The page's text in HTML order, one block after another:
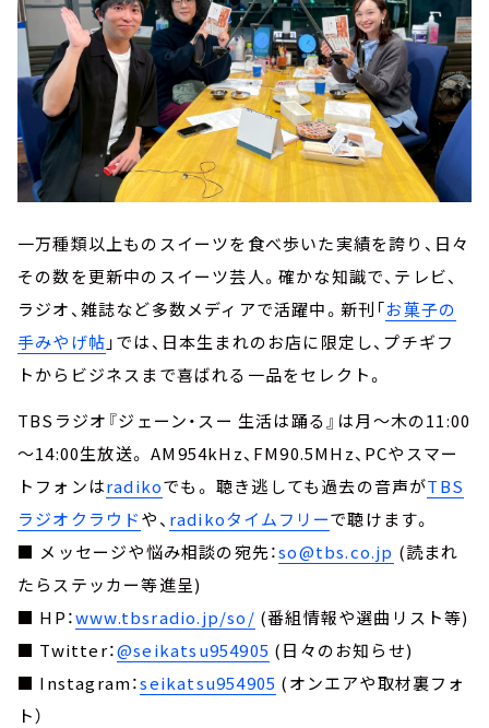
一万種類以上ものスイーツを食べ歩いた実績を誇り、日々
その数を更新中のスイーツ芸人。確かな知識で、テレビ、
ラジオ、雑誌など多数メディアで活躍中。新刊「お菓子の
手みやげ帖 」では、日本生まれのお店に限定し、プチギフ
トからビジネスまで喜ばれる一品をセレクト。
TBSラジオ『ジェーン・スー 生活は踊る』は月～木の11:00
～14:00生放送。 AM954kHz、FM90.5MHz、PCやスマー
トフォンはradikoでも。 聴き逃しても過去の音声がTBS
ラジオクラウドや、 radikoタイムフリーで聴けます。
■ メッセージや悩み相談の宛先：so@tbs.co.jp (読まれ
たらステッカー等進呈)
■ HP：www.tbsradio.jp/so/ (番組情報や選曲リスト等)
■ Twitter：@seikatsu954905 (日々のお知らせ)
■ Instagram：seikatsu954905 (オンエアや取材裏フォ
ト）